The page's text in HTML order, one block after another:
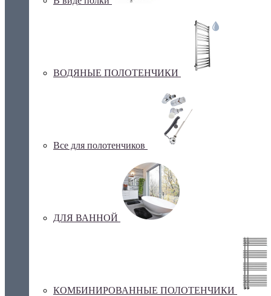
ВОДЯНЫЕ ПОЛОТЕНЧИКИ
Все для полотенчиков
ДЛЯ ВАННОЙ
КОМБИНИРОВАННЫЕ ПОЛОТЕНЧИКИ